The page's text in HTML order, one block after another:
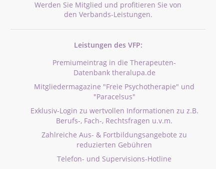
Werden Sie Mitglied und profitieren Sie von
den Verbands-Leistungen.
Leistungen des VFP:
Premiumeintrag in die Therapeuten-
Datenbank theralupa.de
Mitgliedermagazine "Freie Psychotherapie" und
"Paracelsus"
Exklusiv-Login zu wertvollen Informationen zu z.B.
Berufs-, Fach-, Rechtsfragen u.v.m.
Zahlreiche Aus- & Fortbildungsangebote zu
reduzierten Gebühren
Telefon- und Supervisions-Hotline